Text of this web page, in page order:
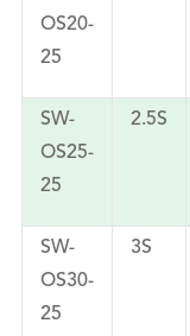
OS20-
25
SW-
OS25-
25
2.5S
SW-
OS30-
25
3S